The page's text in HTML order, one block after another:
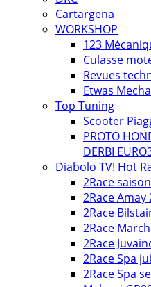
Cartargena
WORKSHOP
123
Culasse
Revues
Etwas
Top Tuning
Scooter
PROTO
DERBI
Diabolo TV! Hot
2Race
2Race Amay
2Race
2Race
2Race
2Race Spa
2Race Spa